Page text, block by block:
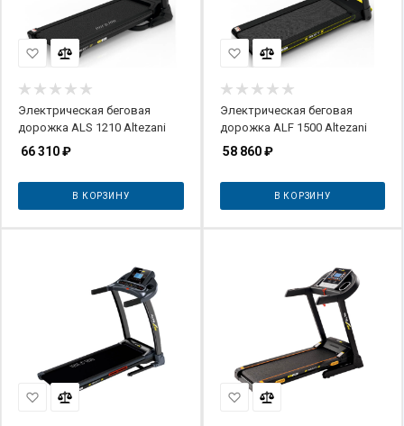
Электрическая беговая
дорожка ALS 1210 Altezani
66 310₽
В КОРЗИНУ
Электрическая беговая
дорожка ALF 1500 Altezani
58 860₽
В КОРЗИНУ